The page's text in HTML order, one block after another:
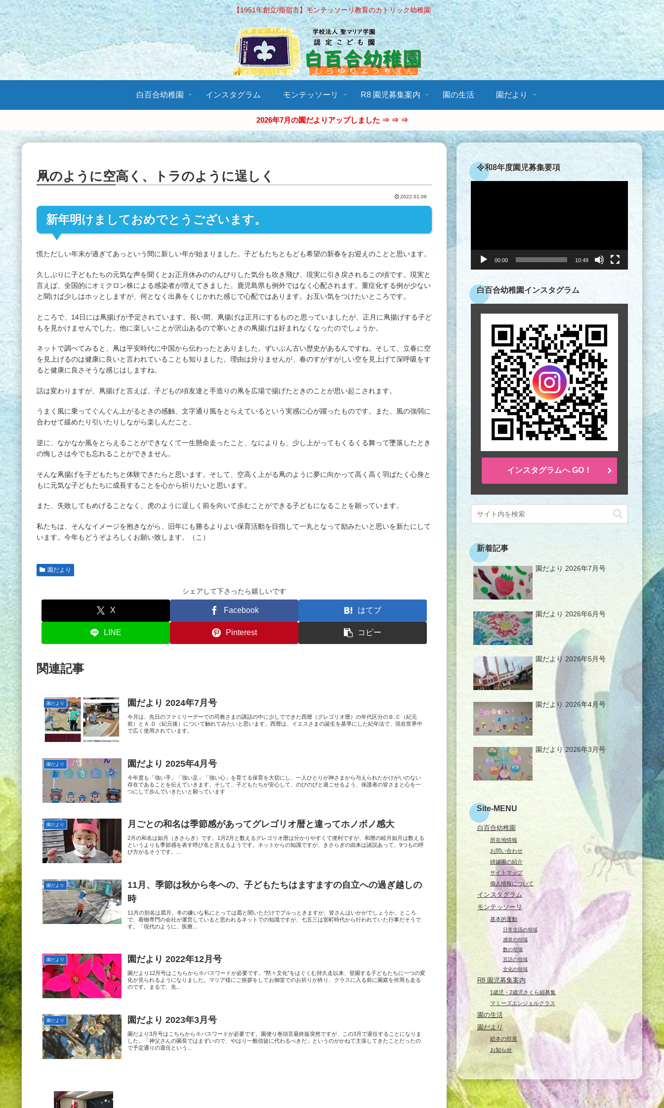
【1951年創立/指宿市】モンテッソーリ教育のカトリック幼稚園
白百合幼稚園 インスタグラム モンテッソーリ R8 園児募集案内 園の生活 園だより
2026年7月の園だよりアップしました ⇒ ⇒ ⇒
凧のように空高く、トラのように逞しく
2022.01.06
新年明けましておめでとうございます。
慌ただしい年末が過ぎてあっという間に新しい年が始まりました。子どもたちともども希望の新春をお迎えのことと思います。
久しぶりに子どもたちの元気な声を聞くとお正月休みののんびりした気分も吹き飛び、現実に引き戻されるこの頃です。現実と
言えば、全国的にオミクロン株による感染者が増えてきました。鹿児島県も例外ではなく心配されます。重症化する例が少ない
と聞けば少しはホッとしますが、何となく出鼻をくじかれた感じで心配ではあります。お互い気をつけたいところです。
ところで、14日には凧揚げが予定されています。長い間、凧揚げは正月にするものと思っていましたが、正月に凧揚げする子ど
もを見かけませんでした。他に楽しいことが沢山あるので寒いときの凧揚げは好まれなくなったのでしょうか。
ネットで調べてみると、凧は平安時代に中国から伝わったとありました。ずいぶん古い歴史があるんですね。そして、立春に空
を見上げるのは健康に良いと言われていることも知りました。理由は分りませんが、春のすがすがしい空を見上げて深呼吸をす
ると健康に良さそうな感じはしますね。
話は変わりますが、凧揚げと言えば、子どもの頃友達と手造りの凧を広場で揚げたときのことが思い起こされます。
うまく風に乗ってぐんぐん上がるときの感触、文字通り風をとらえているという実感に心が躍ったものです。また、風の強弱に
合わせて緩めたり引いたりしながら楽しんだこと、
逆に、なかなか風をとらえることができなくて一生懸命走ったこと、なによりも、少し上がってもくるくる舞って墜落したとき
の悔しさは今でも忘れることができません。
そんな凧揚げを子どもたちと体験できたらと思います。そして、空高く上がる凧のように夢に向かって高く高く羽ばたく心身と
もに元気な子どもたちに成長することを心から祈りたいと思います。
また、失敗してもめげることなく、虎のように逞しく前を向いて歩むことができる子どもになることを願っています。
私たちは、そんなイメージを抱きながら、旧年にも勝るよりよい保育活動を目指して一丸となって励みたいと思いを新たにして
います。今年もどうぞよろしくお願い致します。（こ）
園だより
シェアして下さったら嬉しいです
X Facebook はてブ
LINE Pinterest コピー
関連記事
園だより 園だより 2024年7月号
今月は、先日のファミリーデーでの司教さまの講話の中に少しでできた西暦（グレゴリオ暦）の年代区分のＢ.Ｃ（紀元
前）とＡ.Ｄ（紀元後）について触れてみたいと思います。西暦は、イエスさまの誕生を基準にした紀年法で、現在世界中
で広く使用されています。
園だより 園だより 2025年4月号
今年度も「強い手」「強い足」「強い心」を育てる保育を大切にし、一人ひとりが神さまから与えられたかけがいのない
存在であることを伝えていきます。そして、子どもたちが安心して、のびのびと過ごせるよう、保護者の皆さまと心を一
つにして歩んでいきたいと願っています
園だより 月ごとの和名は季節感があってグレゴリオ暦と違ってホノボノ感大
2月の和名は如月（きさらぎ）です。1月2月と数えるグレゴリオ暦は分かりやすくて便利ですが、和暦の睦月如月は数える
というよりも季節感を表す呼び名と言えるようです。ネットからの知識ですが、きさらぎの由来は諸説あって、9つもの呼
び方がるそうです。...
園だより
11月、季節は秋から冬への、子どもたちはますますの自立への過ぎ越しの
時
11月の別名は霜月。冬の嫌いな私にとっては霜と聞いただけでブルっときますが、皆さんはいかがでしょうか。ところ
で、着物専門の会社が運営していると思われるネットでの知識ですが、七五三は室町時代から行われていた行事だそうで
す。「現代のように、医療...
園だより 園だより 2022年12月号
園だより12月号はこちらから※パスワードが必要です。"黙々文化”をはぐくむ持久走以来、登園する子どもたちに一つの変
化が見られるようになりました。マリア様にご挨拶をしてお御堂でのお祈りが終り、クラスに入る前に園庭を何周も走る
のです。まるで、先...
園だより 園だより 2023年3月号
園だより3月号はこちらから※パスワードが必要です。園便り巻頭言最終版突然ですが、この3月で退任することになりま
した。「神父さんの園長ではまずいので、やはり一般信徒に代わるべきだ」というのがかねて主張してきたことだったの
で予定通りの退任という...
令和8年度園児募集要項
00:00 10:49
白百合幼稚園インスタグラム
インスタグラムへ GO！
新着記事
園だより 2026年7月号
園だより 2026年6月号
園だより 2026年5月号
園だより 2026年4月号
園だより 2026年3月号
Site-MENU
白百合幼稚園
所在地情報
お問い合わせ
姉妹園の紹介
サイトマップ
個人情報について
インスタグラム
モンテッソーリ
基本的運動
日常生活の領域
感覚の領域
数の領域
言語の領域
文化の領域
R8 園児募集案内
1歳児・2歳児さくら組募集
マミーズエンジェルクラス
園の生活
園だより
絵本の部屋
お知らせ